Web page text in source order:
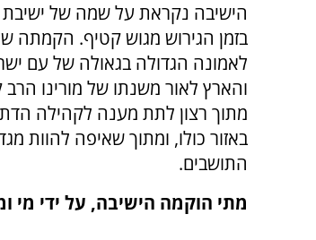
הישיבה נקראת על שמה של ישיבת
בזמן הגירוש מגוש קטיף. הקמתה
לאמונה הגדולה בגאולה של עם
והארץ לאור משנתו של מורינו
מתוך רצון לתת מענה לקהילה
באזור כולו, ומתוך שאיפה להוות
התושבים.
מתי הוקמה הישיבה, על ידי מי